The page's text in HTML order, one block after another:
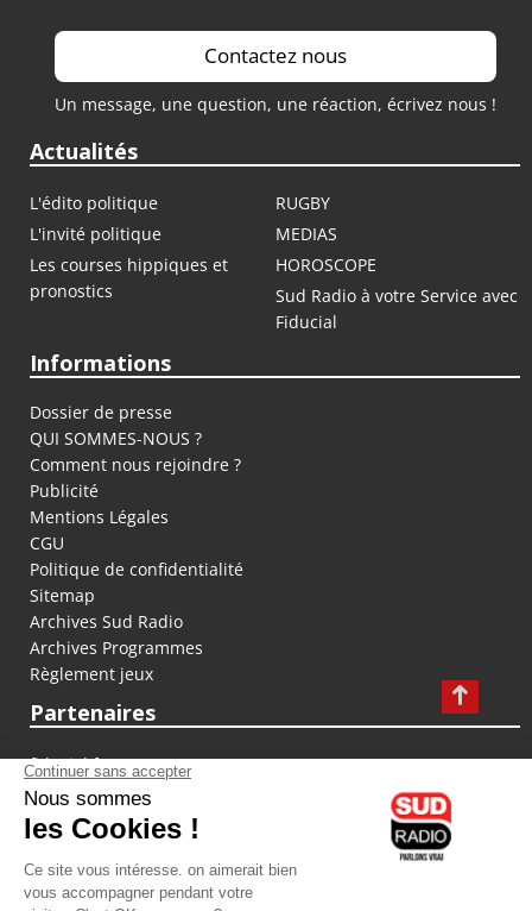
Contactez nous
Un message, une question, une réaction, écrivez nous !
Actualités
L'édito politique
RUGBY
L'invité politique
MEDIAS
Les courses hippiques et
pronostics
HOROSCOPE
Sud Radio à votre Service avec
Fiducial
Informations
Dossier de presse
QUI SOMMES-NOUS ?
Comment nous rejoindre ?
Publicité
Mentions Légales
CGU
Politique de confidentialité
Sitemap
Archives Sud Radio
Archives Programmes
Règlement jeux
Partenaires
fiducial.fr
lyoncapitale.fr
olympique-et-lyonnais.com
L'application Iphone / Android